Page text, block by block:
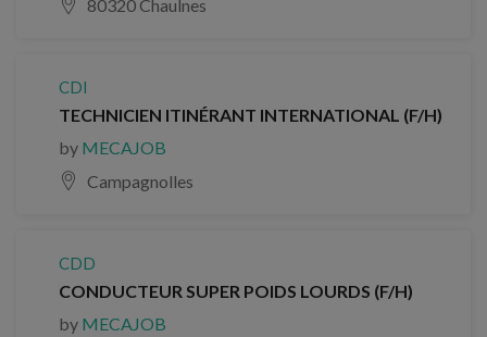
80320 Chaulnes
CDI
TECHNICIEN ITINÉRANT INTERNATIONAL (F/H)
by MECAJOB
Campagnolles
CDD
CONDUCTEUR SUPER POIDS LOURDS (F/H)
by MECAJOB